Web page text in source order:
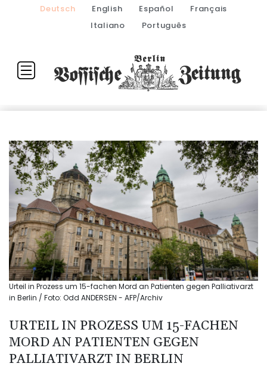
Deutsch English Español
Français
Italiano
Português
Urteil in Prozess um 15-fachen Mord an Patienten gegen Palliativarzt
in Berlin / Foto: Odd ANDERSEN - AFP/Archiv
URTEIL IN PROZESS UM 15-FACHEN
MORD AN PATIENTEN GEGEN
PALLIATIVARZT IN BERLIN